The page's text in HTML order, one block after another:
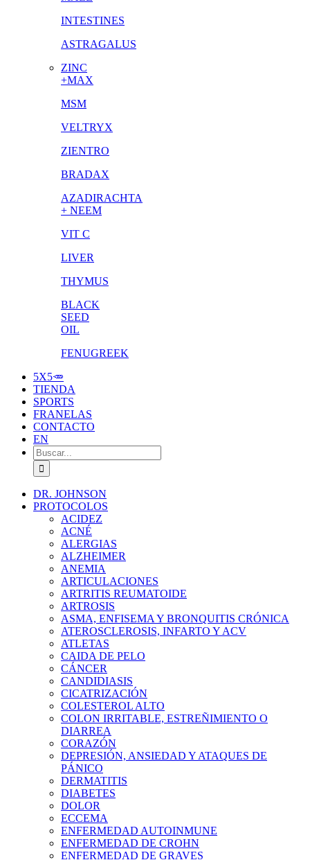
INTESTINES
ASTRAGALUS
ZINC
+MAX
MSM
VELTRYX
ZIENTRO
BRADAX
AZADIRACHTA
+ NEEM
VIT C
LIVER
THYMUS
BLACK
SEED
OIL
FENUGREEK
5X5🥕
TIENDA
SPORTS
FRANELAS
CONTACTO
EN
Buscar:
DR. JOHNSON
PROTOCOLOS
ACIDEZ
ACNÉ
ALERGIAS
ALZHEIMER
ANEMIA
ARTICULACIONES
ARTRITIS REUMATOIDE
ARTROSIS
ASMA, ENFISEMA Y BRONQUITIS CRÓNICA
ATEROSCLEROSIS, INFARTO Y ACV
ATLETAS
CAIDA DE PELO
CÁNCER
CANDIDIASIS
CICATRIZACIÓN
COLESTEROL ALTO
COLON IRRITABLE, ESTREÑIMIENTO O
DIARREA
CORAZÓN
DEPRESIÓN, ANSIEDAD Y ATAQUES DE
PÁNICO
DERMATITIS
DIABETES
DOLOR
ECCEMA
ENFERMEDAD AUTOINMUNE
ENFERMEDAD DE CROHN
ENFERMEDAD DE GRAVES